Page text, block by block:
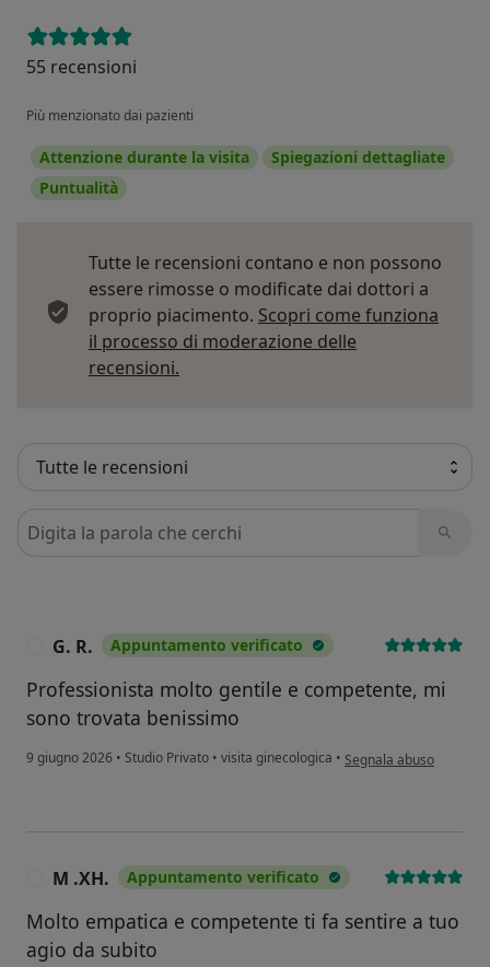
55 recensioni
Più menzionato dai pazienti
Attenzione durante la visita
Spiegazioni dettagliate
Puntualità
Tutte le recensioni contano e non possono
essere rimosse o modificate dai dottori a
proprio piacimento. Scopri come funziona
il processo di moderazione delle
recensioni.
Cerca nelle recensioni
G. R. Appuntamento verificato
Professionista molto gentile e competente, mi
sono trovata benissimo
9 giugno 2026 • Studio Privato • visita ginecologica • secondo l'opinione
Segnala abuso
M .XH. Appuntamento verificato
Molto empatica e competente ti fa sentire a tuo
agio da subito